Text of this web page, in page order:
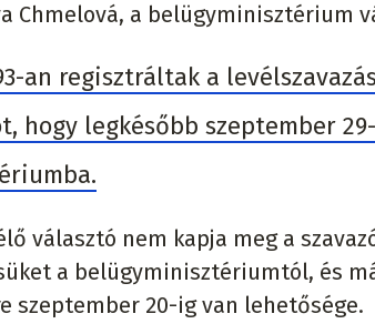
Chmelová, a belügyminisztérium
an regisztráltak a
hogy legkésőbb szeptember
választó nem kapja meg a
a belügyminisztériumtól, és
szeptember 20-ig van lehetősége.